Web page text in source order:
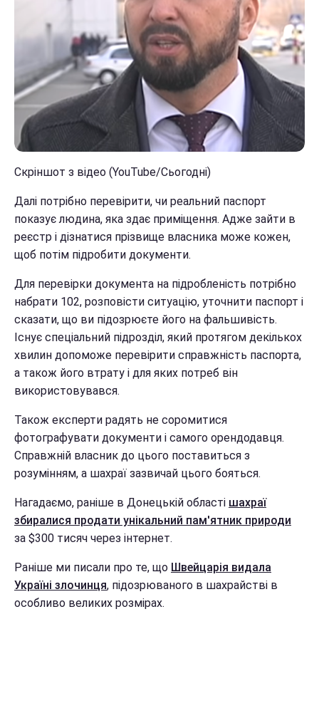
Скріншот з відео (YouTube/Сьогодні)
Далі потрібно перевірити, чи реальний паспорт
показує людина, яка здає приміщення. Адже зайти в
реєстр і дізнатися прізвище власника може кожен,
щоб потім підробити документи.
Для перевірки документа на підробленість потрібно
набрати 102, розповісти ситуацію, уточнити паспорт і
сказати, що ви підозрюєте його на фальшивість.
Існує спеціальний підрозділ, який протягом декількох
хвилин допоможе перевірити справжність паспорта,
а також його втрату і для яких потреб він
використовувався.
Також експерти радять не соромитися
фотографувати документи і самого орендодавця.
Справжній власник до цього поставиться з
розумінням, а шахраї зазвичай цього бояться.
Нагадаємо, раніше в Донецькій області шахраї
збиралися продати унікальний пам'ятник природи
за $300 тисяч через інтернет.
Раніше ми писали про те, що Швейцарія видала
Україні злочинця, підозрюваного в шахрайстві в
особливо великих розмірах.